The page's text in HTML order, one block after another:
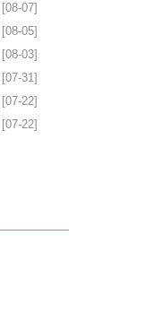
[08-07]
[08-05]
[08-03]
[07-31]
[07-22]
[07-22]